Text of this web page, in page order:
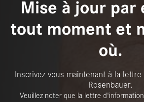
Mise à jour par
tout moment et
où.
Inscrivez-vous maintenant à la
Rosenbauer.
Veuillez noter que la lettre